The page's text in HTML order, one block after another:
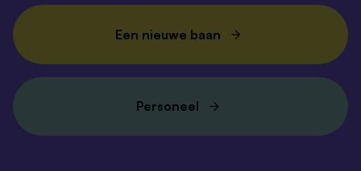
Een nieuwe baan
Personeel